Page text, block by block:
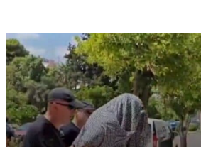
και άλλες εγκληματικές πράξεις,
καταδικαστεί και για την
Ζαμπούνη στο Νέο Κόσμο.